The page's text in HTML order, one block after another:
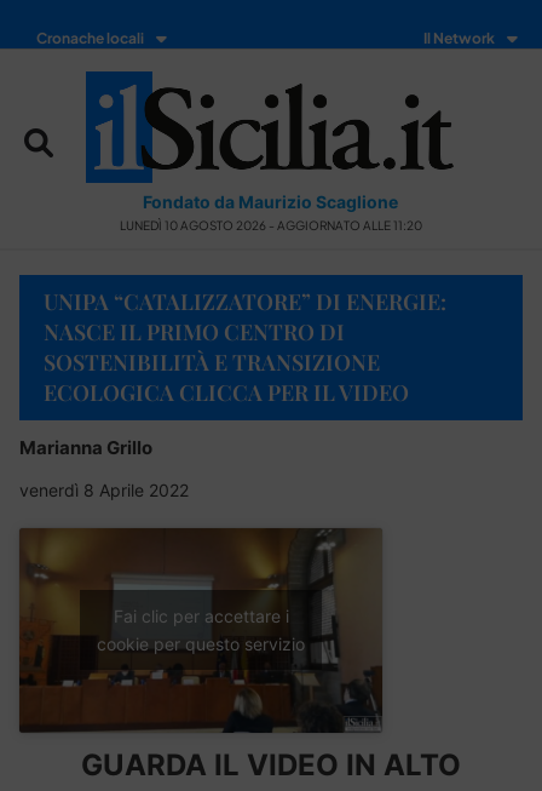
Cronache locali Il Network
Fondato da Maurizio Scaglione
LUNEDÌ 10 AGOSTO 2026 - AGGIORNATO ALLE 11:20
UNIPA “CATALIZZATORE” DI ENERGIE:
NASCE IL PRIMO CENTRO DI
SOSTENIBILITÀ E TRANSIZIONE
ECOLOGICA CLICCA PER IL VIDEO
Marianna Grillo
venerdì 8 Aprile 2022
Fai clic per accettare i
cookie per questo servizio
GUARDA IL VIDEO IN ALTO